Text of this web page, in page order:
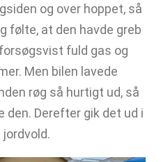
og over hoppet, så
følte, at den havde greb
fuld gas og
Men bilen lavede
røg så hurtigt ud, så
den. Derefter gik det ud i